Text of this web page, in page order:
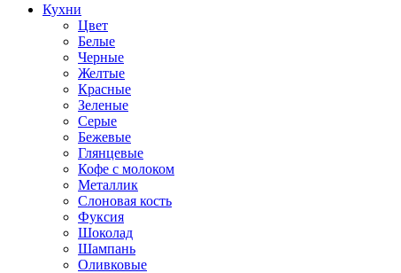
Кухни
Цвет
Белые
Черные
Желтые
Красные
Зеленые
Серые
Бежевые
Глянцевые
Кофе с молоком
Металлик
Слоновая кость
Фуксия
Шоколад
Шампань
Оливковые